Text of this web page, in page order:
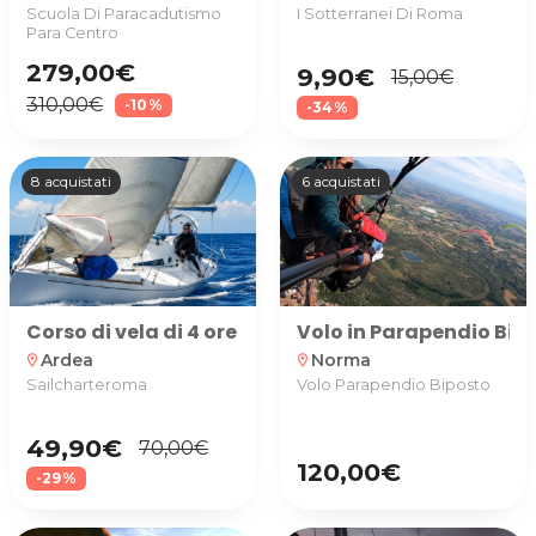
Scuola Di Paracadutismo
Para Centro
279,00€
310,00€ -10%
I Sotterranei Di Roma
9,90€ 15,00€
-34%
8 acquistati
Corso di vela di 4 ore per 1 persona
location_on Ardea
Sailcharteroma
49,90€ 70,00€
-29%
6 acquistati
Volo in Parapendio
location_on Norma
Volo Parapendio Biposto
120,00€